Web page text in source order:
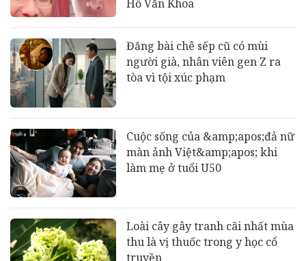
Hồ Văn Khoa
Đăng bài chê sếp cũ có mùi
người già, nhân viên gen Z ra
tòa vì tội xúc phạm
Cuộc sống của &amp;apos;đả nữ
màn ảnh Việt&amp;apos; khi
làm mẹ ở tuổi U50
Loài cây gây tranh cãi nhất mùa
thu là vị thuốc trong y học cổ
truyền